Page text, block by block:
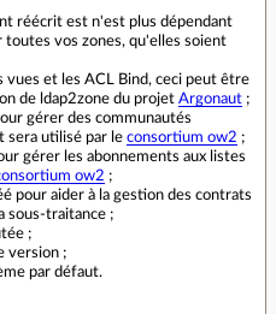
réécrit est n'est plus dépendant
vos zones, qu'elles soient
vues et les ACL Bind, ceci peut être
de ldap2zone du projet Argonaut ;
gérer des communautés
sera utilisé par le consortium ow2 ;
gérer les abonnements aux listes
ow2 ;
pour aider à la gestion des contrats
sous-traitance ;
;
version ;
par défaut.